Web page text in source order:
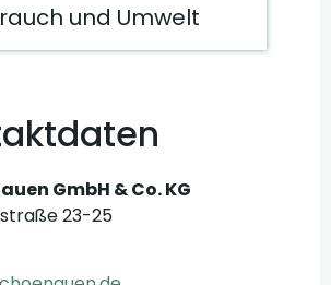
und Umwelt
GmbH & Co. KG
23-25